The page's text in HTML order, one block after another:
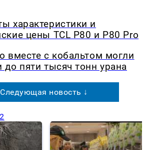
характеристики и
цены TCL P80 и P80 Pro
вместе с кобальтом могли
до пяти тысяч тонн урана
Следующая новость ↓